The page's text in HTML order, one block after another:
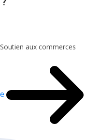
aux commerces